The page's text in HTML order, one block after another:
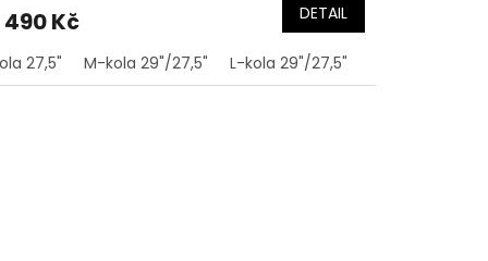
29"/27,5"
490 Kč DETAIL
27,5" M-kola 29"/27,5" L-kola 29"/27,5"